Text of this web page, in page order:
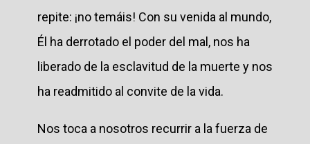
repite: ¡no temáis! Con su venida al mundo,
Él ha derrotado el poder del mal, nos ha
liberado de la esclavitud de la muerte y nos
ha readmitido al convite de la vida.
Nos toca a nosotros recurrir a la fuerza de